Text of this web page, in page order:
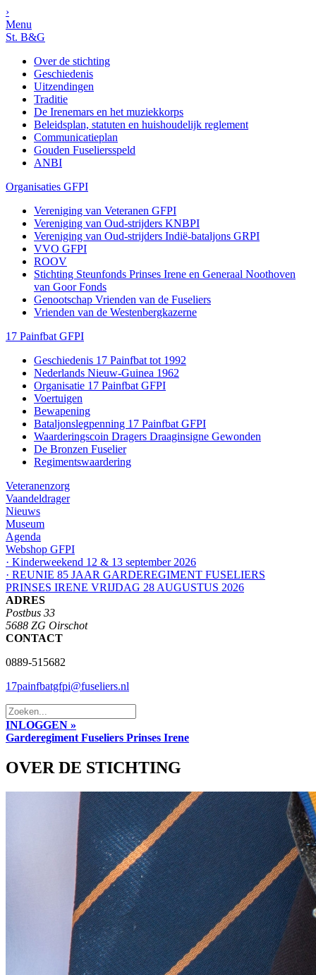
›
Menu
St. B&G
Over de stichting
Geschiedenis
Uitzendingen
Traditie
De Irenemars en het muziekkorps
Beleidsplan, statuten en huishoudelijk reglement
Communicatieplan
Gouden Fuseliersspeld
ANBI
Organisaties GFPI
Vereniging van Veteranen GFPI
Vereniging van Oud-strijders KNBPI
Vereniging van Oud-strijders Indië-bataljons GRPI
VVO GFPI
ROOV
Stichting Steunfonds Prinses Irene en Generaal Noothoven
van Goor Fonds
Genootschap Vrienden van de Fuseliers
Vrienden van de Westenbergkazerne
17 Painfbat GFPI
Geschiedenis 17 Painfbat tot 1992
Nederlands Nieuw-Guinea 1962
Organisatie 17 Painfbat GFPI
Voertuigen
Bewapening
Bataljonslegpenning 17 Painfbat GFPI
Waarderingscoin Dragers Draaginsigne Gewonden
De Bronzen Fuselier
Regimentswaardering
Veteranenzorg
Vaandeldrager
Nieuws
Museum
Agenda
Webshop GFPI
· Kinderweekend 12 & 13 september 2026
· REUNIE 85 JAAR GARDEREGIMENT FUSELIERS
PRINSES IRENE VRIJDAG 28 AUGUSTUS 2026
ADRES
Postbus 33
5688 ZG Oirschot
CONTACT
0889-515682
17painfbatgfpi@fuseliers.nl
INLOGGEN »
Garderegiment Fuseliers Prinses Irene
OVER DE STICHTING